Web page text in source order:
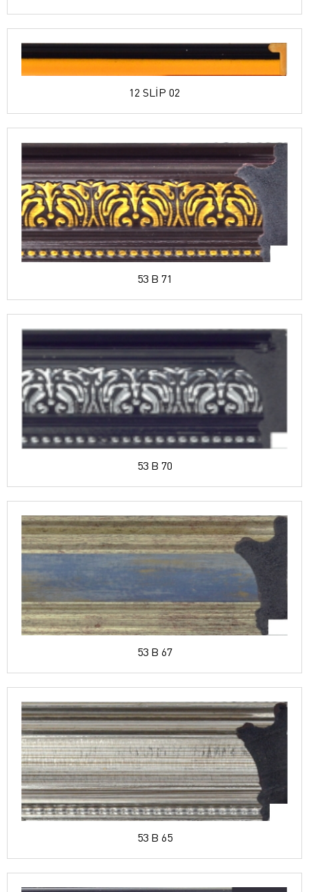
12 SLİP 02
53 B 71
53 B 70
53 B 67
53 B 65